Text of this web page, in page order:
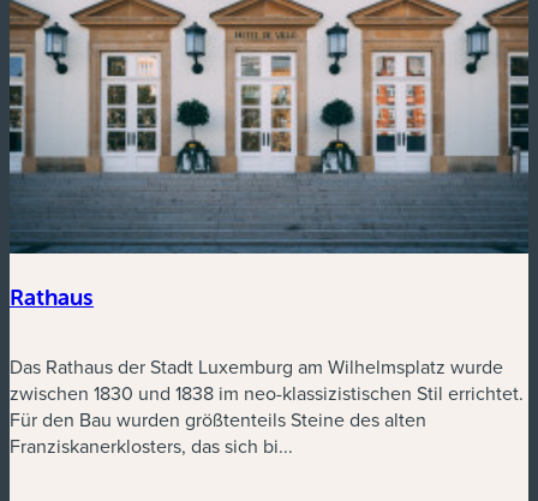
Rathaus
Das Rathaus der Stadt Luxemburg am Wilhelmsplatz wurde
zwischen 1830 und 1838 im neo-klassizistischen Stil errichtet.
Für den Bau wurden größtenteils Steine des alten
Franziskanerklosters, das sich bi...